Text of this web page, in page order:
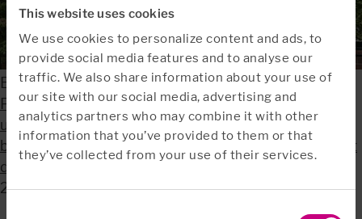
This website uses cookies
We use cookies to personalize content and ads, to
provide social media features and to analyse our
traffic. We also share information about your use of
our site with our social media, advertising and
analytics partners who may combine it with other
information that you’ve provided to them or that
they’ve collected from your use of their services.
Ett decennium som förmedlarnas förstahandsval
För tionde året i rad har Euro Accident vunnit
utmärkelsen ”Förmedlarnas val” i Origo Groups stora
branschundersökning. Det innebär att vi passerar ett
decennium på förstaplatsen –...
2025-10-06